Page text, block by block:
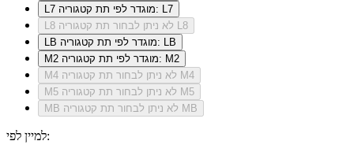
L7
מוגדר לפי תת קטגוריה: L7
L8
לא ניתן לבחור תת קטגוריה L8
LB
מוגדר לפי תת קטגוריה: LB
M2
מוגדר לפי תת קטגוריה: M2
M4
לא ניתן לבחור תת קטגוריה M4
M5
לא ניתן לבחור תת קטגוריה M5
MB
לא ניתן לבחור תת קטגוריה MB
למיין לפי: